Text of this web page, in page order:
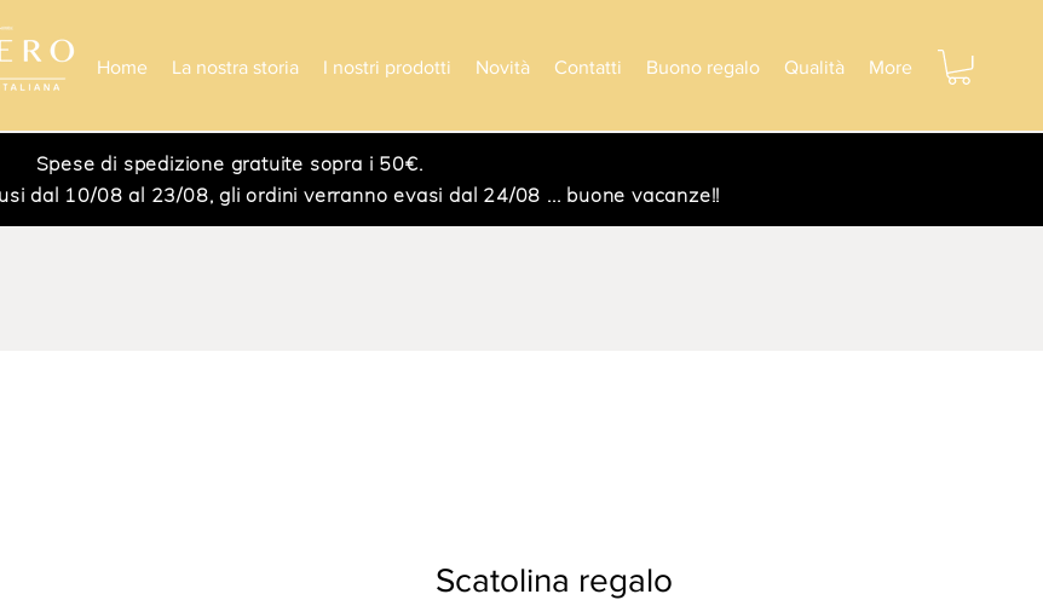
Home La nostra storia I nostri prodotti Novità Contatti Buono regalo Qualità More
Spese di spedizione gratuite sopra i 50€.
dal 10/08 al 23/08, gli ordini verranno evasi dal 24/08 ... buone vacanze!!
Scatolina regalo